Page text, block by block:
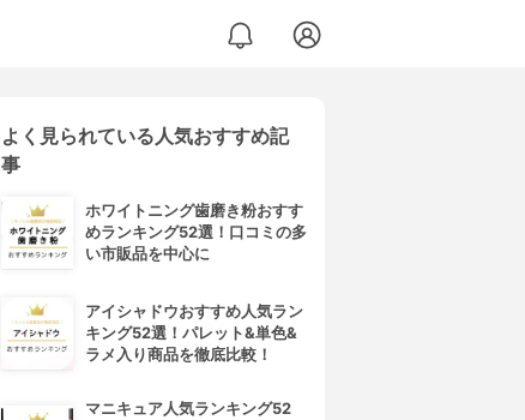
よく見られている人気おすすめ記
事
ホワイトニング歯磨き粉おすす
めランキング52選！口コミの多
い市販品を中心に
アイシャドウおすすめ人気ラン
キング52選！パレット&単色&
ラメ入り商品を徹底比較！
マニキュア人気ランキング52